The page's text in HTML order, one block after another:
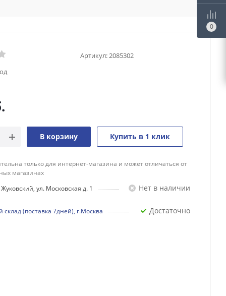
Артикул: 2085302
В корзину Купить в 1 клик
только для интернет-магазина и может отличаться от
магазинах
ул. Московская д. 1
Нет в наличии
(поставка 7дней), г.Москва Достаточно
0